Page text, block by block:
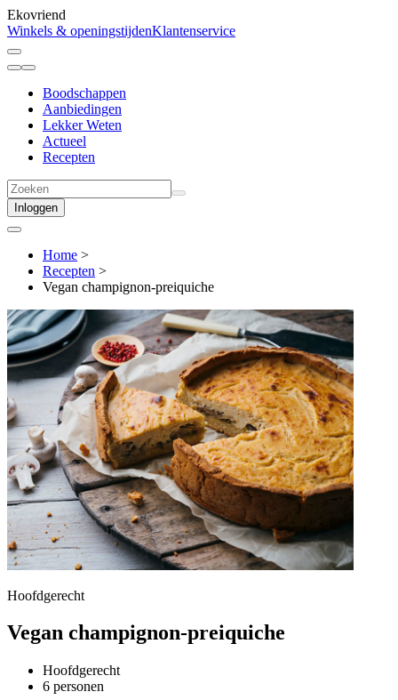
Ekovriend
Winkels & openingstijdenKlantenservice
Boodschappen
Aanbiedingen
Lekker Weten
Actueel
Recepten
Inloggen
Home >
Recepten >
Vegan champignon-preiquiche
Hoofdgerecht
Vegan champignon-preiquiche
Hoofdgerecht
6 personen